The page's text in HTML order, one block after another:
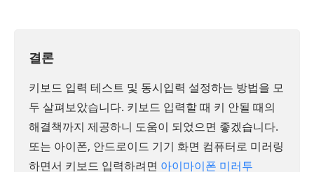
결론
키보드 입력 테스트 및 동시입력 설정하는 방법을 모
두 살펴보았습니다. 키보드 입력할 때 키 안될 때의
해결책까지 제공하니 도움이 되었으면 좋겠습니다.
또는 아이폰, 안드로이드 기기 화면 컴퓨터로 미러링
하면서 키보드 입력하려면 아이마이폰 미러투